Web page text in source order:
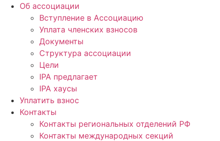
Об ассоциации
Вступление в Ассоциацию
Уплата членских взносов
Документы
Структура ассоциации
Цели
IPA предлагает
IPA хаусы
Уплатить взнос
Контакты
Контакты региональных отделений РФ
Контакты международных секций